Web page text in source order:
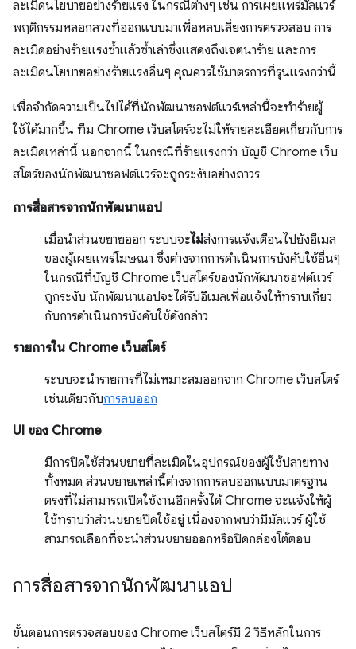
ละเมิดนโยบายอย่างร้ายแรง ในกรณีต่างๆ เช่น การเผยแพร่มัลแวร์
พฤติกรรมหลอกลวงที่ออกแบบมาเพื่อหลบเลี่ยงการตรวจสอบ การ
ละเมิดอย่างร้ายแรงซ้ำแล้วซ้ำเล่าซึ่งแสดงถึงเจตนาร้าย และการ
ละเมิดนโยบายอย่างร้ายแรงอื่นๆ คุณควรใช้มาตรการที่รุนแรงกว่านี้
เพื่อจํากัดความเป็นไปได้ที่นักพัฒนาซอฟต์แวร์เหล่านี้จะทําร้ายผู้
ใช้ได้มากขึ้น ทีม Chrome เว็บสโตร์จะไม่ให้รายละเอียดเกี่ยวกับการ
ละเมิดเหล่านี้ นอกจากนี้ ในกรณีที่ร้ายแรงกว่า บัญชี Chrome เว็บ
สโตร์ของนักพัฒนาซอฟต์แวร์จะถูกระงับอย่างถาวร
การสื่อสารจากนักพัฒนาแอป
เมื่อนำส่วนขยายออก ระบบจะไม่ส่งการแจ้งเตือนไปยังอีเมล
ของผู้เผยแพร่โฆษณา ซึ่งต่างจากการดำเนินการบังคับใช้อื่นๆ
ในกรณีที่บัญชี Chrome เว็บสโตร์ของนักพัฒนาซอฟต์แวร์
ถูกระงับ นักพัฒนาแอปจะได้รับอีเมลเพื่อแจ้งให้ทราบเกี่ยว
กับการดำเนินการบังคับใช้ดังกล่าว
รายการใน Chrome เว็บสโตร์
ระบบจะนำรายการที่ไม่เหมาะสมออกจาก Chrome เว็บสโตร์
เช่นเดียวกับการลบออก
UI ของ Chrome
มีการปิดใช้ส่วนขยายที่ละเมิดในอุปกรณ์ของผู้ใช้ปลายทาง
ทั้งหมด ส่วนขยายเหล่านี้ต่างจากการลบออกแบบมาตรฐาน
ตรงที่ไม่สามารถเปิดใช้งานอีกครั้งได้ Chrome จะแจ้งให้ผู้
ใช้ทราบว่าส่วนขยายปิดใช้อยู่ เนื่องจากพบว่ามีมัลแวร์ ผู้ใช้
สามารถเลือกที่จะนำส่วนขยายออกหรือปิดกล่องโต้ตอบ
การสื่อสารจากนักพัฒนาแอป
ขั้นตอนการตรวจสอบของ Chrome เว็บสโตร์มี 2 วิธีหลักในการ